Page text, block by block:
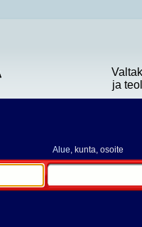
ja
Alue, kunta, osoite